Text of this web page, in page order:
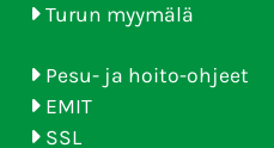
Turun myymälä
Pesu- ja hoito-ohjeet
EMIT
SSL